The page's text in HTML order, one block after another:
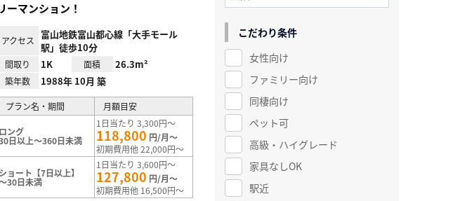
ーマンション！
アクセス
富山地鉄富山都心線「大手モール
駅」徒歩10分
間取り 1K 面積 26.3m²
築年数 1988年 10月 築
プラン名・期間 月額目安
ロング
日以上～360日未満
1日当たり 3,300円～
118,800 円/月～
初期費用他 22,000円～
ショート【7日以上】
30日未満
1日当たり 3,600円～
127,800 円/月～
初期費用他 16,500円～
こだわり条件
女性向け
ファミリー向け
同棲向け
ペット可
高級・ハイグレード
家具なしOK
駅近